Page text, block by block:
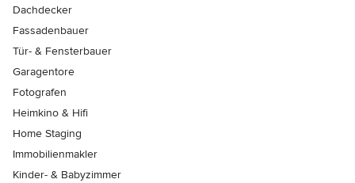
Dachdecker
Fassadenbauer
Tür- & Fensterbauer
Garagentore
Fotografen
Heimkino & Hifi
Home Staging
Immobilienmakler
Kinder- & Babyzimmer